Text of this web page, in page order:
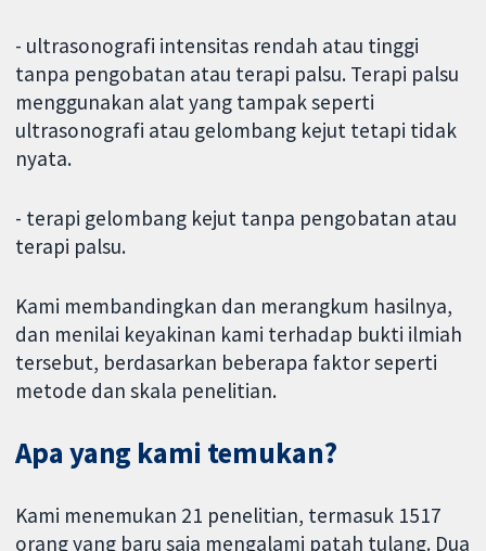
- ultrasonografi intensitas rendah atau tinggi
tanpa pengobatan atau terapi palsu. Terapi palsu
menggunakan alat yang tampak seperti
ultrasonografi atau gelombang kejut tetapi tidak
nyata.
- terapi gelombang kejut tanpa pengobatan atau
terapi palsu.
Kami membandingkan dan merangkum hasilnya,
dan menilai keyakinan kami terhadap bukti ilmiah
tersebut, berdasarkan beberapa faktor seperti
metode dan skala penelitian.
Apa yang kami temukan?
Kami menemukan 21 penelitian, termasuk 1517
orang yang baru saja mengalami patah tulang. Dua